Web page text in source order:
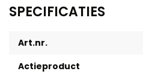
SPECIFICATIES
Art.nr.
Actieproduct